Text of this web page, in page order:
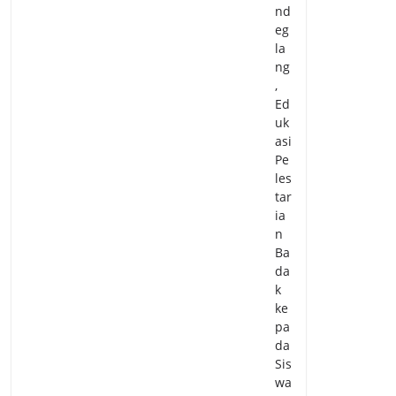
nd
eg
la
ng
,
Ed
uk
asi
Pe
les
tar
ia
n
Ba
da
k
ke
pa
da
Sis
wa